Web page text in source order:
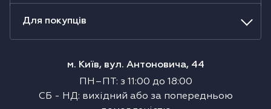
Для покупців
м. Київ, вул. Антоновича, 44
ПН–ПТ : з 11:00 до 18:00
СБ - НД: вихідний або за попередньою